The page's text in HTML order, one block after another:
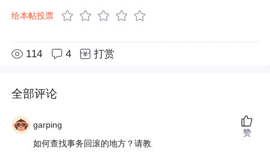
给本帖投票
114 4 打赏
全部评论
garping
如何查找事务回滚的地方？请教
赞